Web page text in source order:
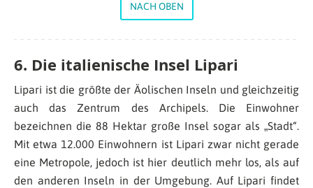
NACH OBEN
6. Die italienische Insel Lipari
Lipari ist die größte der Äolischen Inseln und gleichzeitig
auch das Zentrum des Archipels. Die Einwohner
bezeichnen die 88 Hektar große Insel sogar als „Stadt“.
Mit etwa 12.000 Einwohnern ist Lipari zwar nicht gerade
eine Metropole, jedoch ist hier deutlich mehr los, als auf
den anderen Inseln in der Umgebung. Auf Lipari findet